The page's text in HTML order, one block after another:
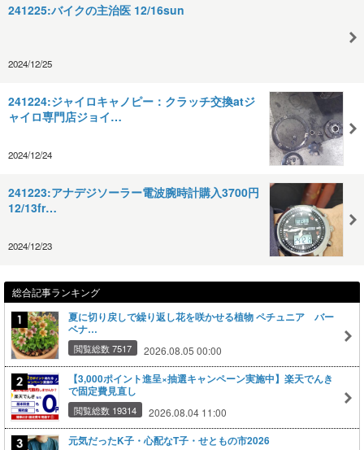
241225:バイクの主治医 12/16sun
2024/12/25
241224:ジャイロキャノピー：クラッチ交換atジ
ャイロ専門店ジョイ…
2024/12/24
241223:アナデジソーラー電波腕時計購入3700円
12/13fr…
2024/12/23
総合記事ランキング
夏に切り戻しで繰り返し花を咲かせる植物 ペチュニア バー
ベナ…
閲覧総数 7517 2026.08.05 00:00
【3,000ポイント進呈×抽選キャンペーン実施中】楽天でんき
で固定費見直し
閲覧総数 19314 2026.08.04 11:00
元気だったK子・心配なT子・せともの市2026